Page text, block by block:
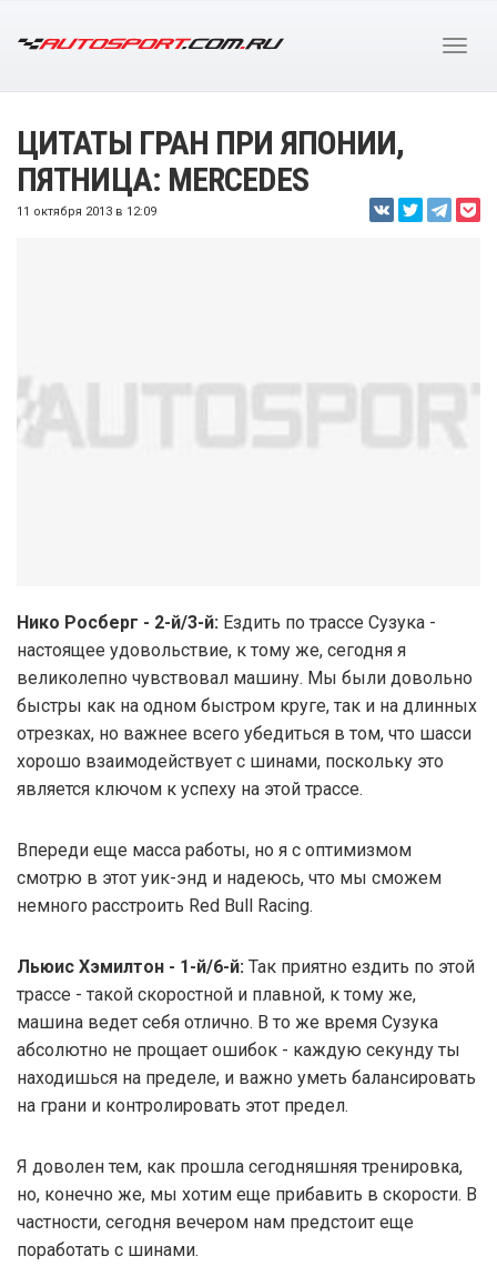
ЦИТАТЫ ГРАН ПРИ ЯПОНИИ,
ПЯТНИЦА: MERCEDES
11 октября 2013 в 12:09
Нико Росберг - 2-й/3-й: Ездить по трассе Сузука -
настоящее удовольствие, к тому же, сегодня я
великолепно чувствовал машину. Мы были довольно
быстры как на одном быстром круге, так и на длинных
отрезках, но важнее всего убедиться в том, что шасси
хорошо взаимодействует с шинами, поскольку это
является ключом к успеху на этой трассе.
Впереди еще масса работы, но я с оптимизмом
смотрю в этот уик-энд и надеюсь, что мы сможем
немного расстроить Red Bull Racing.
Льюис Хэмилтон - 1-й/6-й: Так приятно ездить по этой
трассе - такой скоростной и плавной, к тому же,
машина ведет себя отлично. В то же время Сузука
абсолютно не прощает ошибок - каждую секунду ты
находишься на пределе, и важно уметь балансировать
на грани и контролировать этот предел.
Я доволен тем, как прошла сегодняшняя тренировка,
но, конечно же, мы хотим еще прибавить в скорости. В
частности, сегодня вечером нам предстоит еще
поработать с шинами.